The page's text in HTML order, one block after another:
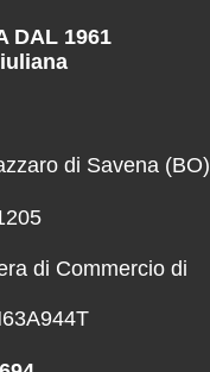
DAL 1961
di Savena (BO)
di Commercio di